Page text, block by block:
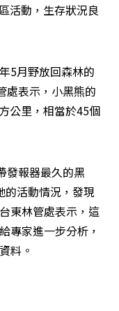
活動，生存狀況良
5月野放回森林的
處表示，小黑熊的
公里，相當於45個
發報器最久的黑
的活動情況，發現
東林管處表示，這
專家進一步分析，
料。